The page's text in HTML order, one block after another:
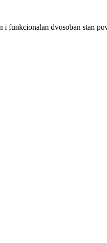
funkcionalan dvosoban stan